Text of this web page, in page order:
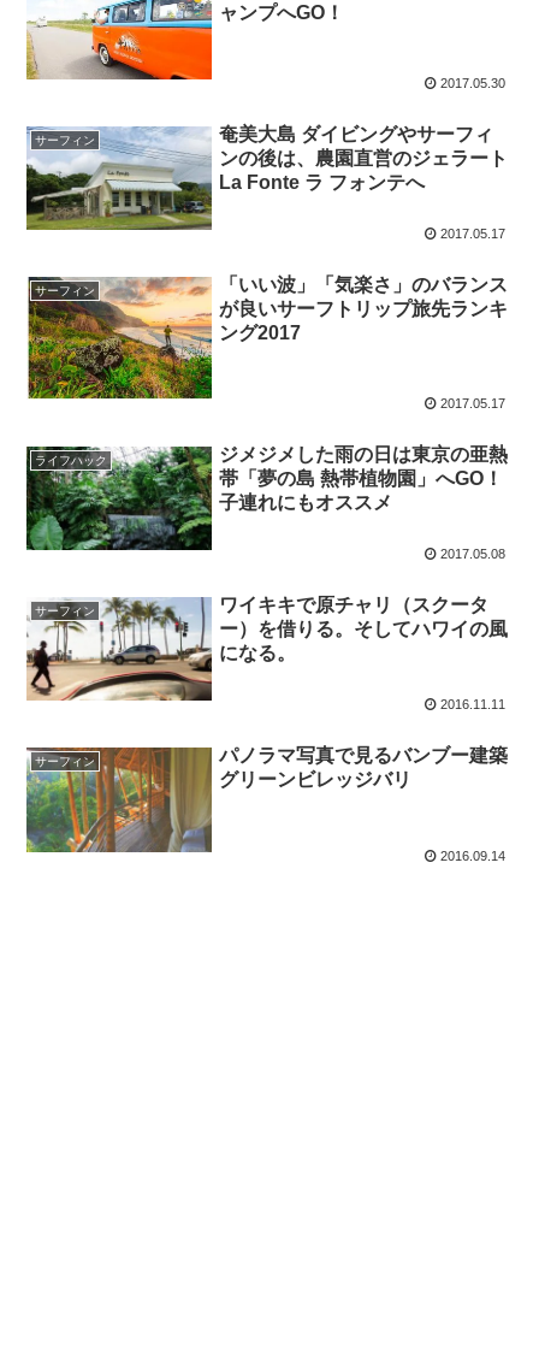
ャンプへGO！
2017.05.30
サーフィン
奄美大島 ダイビングやサーフィ
ンの後は、農園直営のジェラート
La Fonte ラ フォンテへ
2017.05.17
サーフィン
「いい波」「気楽さ」のバランス
が良いサーフトリップ旅先ランキ
ング2017
2017.05.17
ライフハック
ジメジメした雨の日は東京の亜熱
帯「夢の島 熱帯植物園」へGO！
子連れにもオススメ
2017.05.08
サーフィン
ワイキキで原チャリ（スクータ
ー）を借りる。そしてハワイの風
になる。
2016.11.11
サーフィン
パノラマ写真で見るバンブー建築
グリーンビレッジバリ
2016.09.14